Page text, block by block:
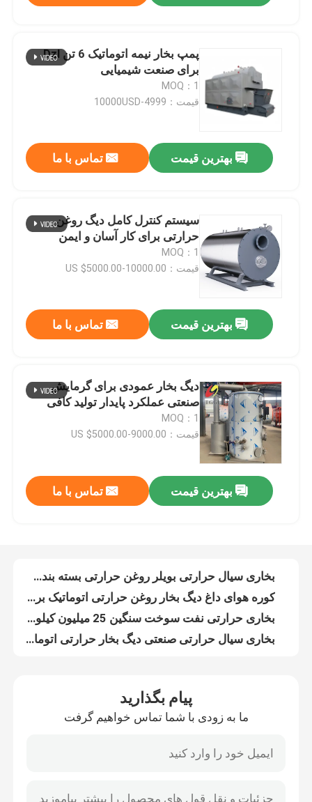
صفحه اصلی
محصولات
فیلم های
تور کارخانه
کنترل کیفیت
درخواست نقل قول
دیگ نفت گاز
پمپ بخار نیمه اتوماتیک 6 تن Dzl
برای صنعت شیمیایی
MOQ：1
قیمت：4999-10000USD
بهترین قیمت تماس با ما
سیستم کنترل کامل دیگ روغن
حرارتی برای کار آسان و ایمن
MOQ：1
قیمت：US $5000.00-10000.00
بهترین قیمت تماس با ما
دیگ بخار عمودی برای گرمایش
صنعتی عملکرد پایدار تولید کافی
MOQ：1
قیمت：US $5000.00-9000.00
بهترین قیمت تماس با ما
بخاری نفتی حرارتی 2100 کیلوواتی با سوخت گاز نفتی کم فشار کوره نفت حرارتی
بخاری سیال حرارتی بویلر روغن حرارتی بسته بندی شده برای کارخانه روغن روان کننده
کوره هوای داغ دیگ بخار روغن حرارتی اتوماتیک برای کارخانه قیر
بخاری حرارتی نفت سوخت سنگین 25 میلیون کیلوکالری برای صنعت آسفالت
بخاری سیال حرارتی صنعتی دیگ بخار حرارتی اتوماتیک 1.1 مگا پاسکال
پیام بگذارید
ما به زودی با شما تماس خواهیم گرفت